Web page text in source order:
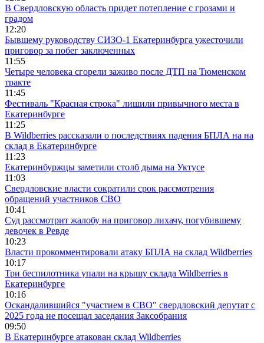
В Свердловскую область придет потепление с грозами и
градом
12:20
Бывшему руководству СИЗО-1 Екатеринбурга ужесточили
приговор за побег заключенных
11:55
Четыре человека сгорели заживо после ДТП на Тюменском
тракте
11:45
Фестиваль "Красная строка" лишили привычного места в
Екатеринбурге
11:25
В Wildberries рассказали о последствиях падения БПЛА на на
склад в Екатеринбурге
11:23
Екатеринбуржцы заметили столб дыма на Уктусе
11:03
Свердловские власти сократили срок рассмотрения
обращений участников СВО
10:41
Суд рассмотрит жалобу на приговор лихачу, погубившему
девочек в Ревде
10:23
Власти прокомментировали атаку БПЛА на склад Wildberries
10:17
Три беспилотника упали на крышу склада Wildberries в
Екатеринбурге
10:16
Оскандалившийся "участием в СВО" свердловский депутат с
2025 года не посещал заседания Заксобрания
09:50
В Екатеринбурге атакован склад Wildberries